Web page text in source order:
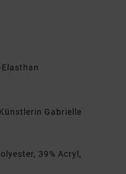
Gabrielle
39% Acryl,